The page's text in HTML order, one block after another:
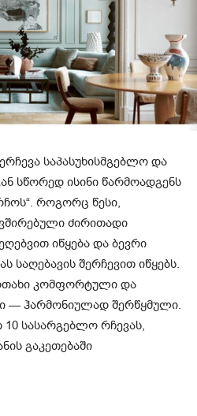
საპასუხისმგებლო და
სწორედ ისინი წარმოადგენს
როგორც წესი,
ძირითადი
იწყება და ბევრი
საღებავის შერჩევით იწყებს.
კომფორტული და
— ჰარმონიულად შერწყმული.
სასარგებლო რჩევას,
გაკეთებაში